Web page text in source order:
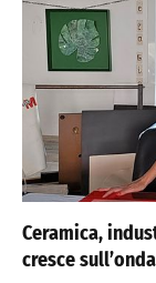
Ceramica,
cresce